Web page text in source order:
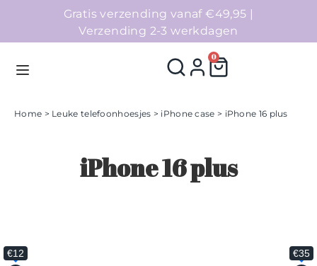
Gratis verzending vanaf €49,95 |
Verzending 2-3 werkdagen
0
Telefoonhoesjes
Sale
Home > Leuke telefoonhoesjes > iPhone case > iPhone 16 plus
iPhone 16 plus
€12 €35